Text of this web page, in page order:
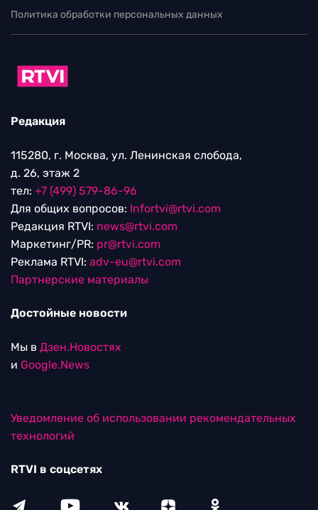
Политика обработки персональных данных
Редакция
115280, г. Москва, ул. Ленинская слобода,
д. 26, этаж 2
тел: +7 (499) 579-86-96
Для общих вопросов: Infortvi@rtvi.com
Редакция RTVI: news@rtvi.com
Маркетинг/PR: pr@rtvi.com
Реклама RTVI: adv-eu@rtvi.com
Партнерские материалы
Достойные новости
Мы в Дзен.Новостях
и Google.News
Уведомление об использовании рекомендательных
технологий
RTVI в соцсетях